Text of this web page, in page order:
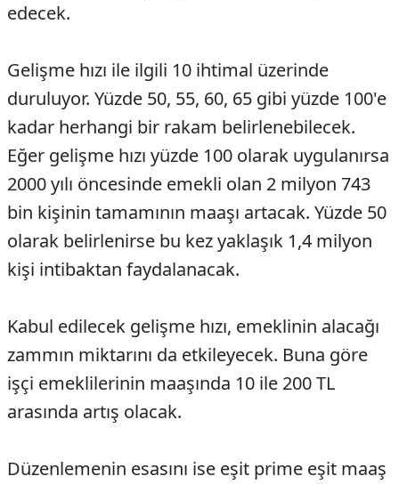
edecek.
Gelişme hızı ile ilgili 10 ihtimal üzerinde
duruluyor. Yüzde 50, 55, 60, 65 gibi yüzde 100'e
kadar herhangi bir rakam belirlenebilecek.
Eğer gelişme hızı yüzde 100 olarak uygulanırsa
2000 yılı öncesinde emekli olan 2 milyon 743
bin kişinin tamamının maaşı artacak. Yüzde 50
olarak belirlenirse bu kez yaklaşık 1,4 milyon
kişi intibaktan faydalanacak.
Kabul edilecek gelişme hızı, emeklinin alacağı
zammın miktarını da etkileyecek. Buna göre
işçi emeklilerinin maaşında 10 ile 200 TL
arasında artış olacak.
Düzenlemenin esasını ise eşit prime eşit maaş